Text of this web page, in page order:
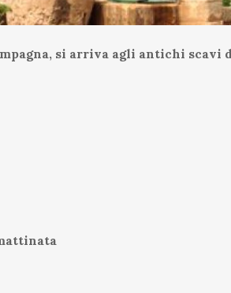
si arriva agli antichi scavi